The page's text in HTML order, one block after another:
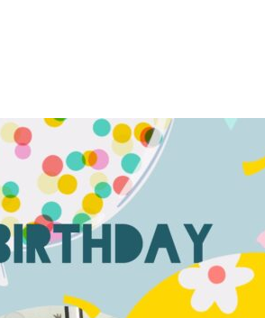
居場所
う想い
ービス
共同生活による住
環境を提供
共同生活援助グループ